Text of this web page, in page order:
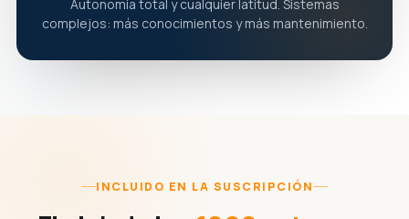
Autonomía total y cualquier latitud. Sistemas
complejos: más conocimientos y más mantenimiento.
INCLUIDO EN LA SUSCRIPCIÓN